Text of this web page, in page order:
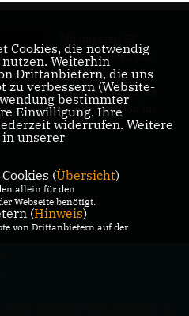
Abgeordneten aus
allen Bezirken
Berlins sind wir die
größte Fraktion im
KONTAKT
Cookies, die notwendig
Weiterhin
Drittanbietern, die uns
zu verbessern (Website-
bestimmter
Einwilligung. Ihre
widerrufen. Weitere
unserer
(Übersicht)
allein für den
Webseite benötigt.
(Hinweis)
von Drittanbietern auf der